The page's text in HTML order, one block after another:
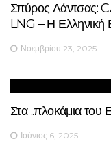
Σπύρος Λάντσας:
LNG – Η Ελληνική
Νοεμβρίου 23, 2025
Στα ..πλοκάμια
Ιούνιος 6, 2025